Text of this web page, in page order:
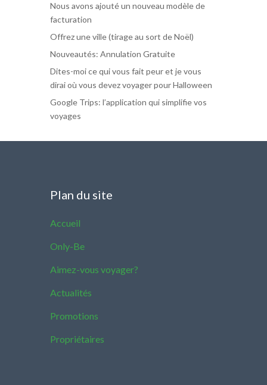
Nous avons ajouté un nouveau modèle de
facturation
Offrez une ville (tirage au sort de Noël)
Nouveautés: Annulation Gratuite
Dites-moi ce qui vous fait peur et je vous
dirai où vous devez voyager pour Halloween
Google Trips: l’application qui simplifie vos
voyages
Plan du site
Accueil
Only-Be
Aimez-vous voyager?
Actualités
Promotions
Propriétaires